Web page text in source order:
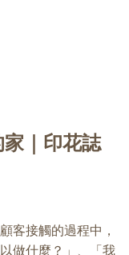
｜印花誌
客接觸的過程中，
做什麼？」、「我